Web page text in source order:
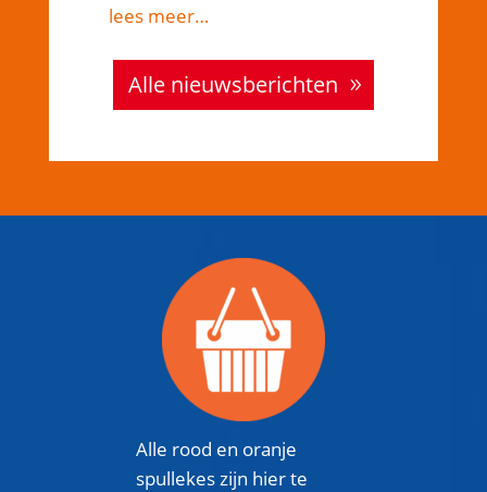
lees meer…
Alle nieuwsberichten
Alle rood en oranje
spullekes zijn hier te